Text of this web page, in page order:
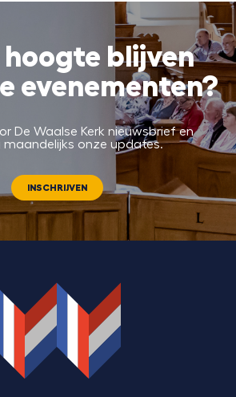
hoogte blijven
evenementen?
De Waalse Kerk nieuwsbrief en
maandelijks onze updates.
INSCHRIJVEN